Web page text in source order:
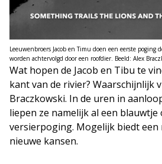
Leeuwenbroers Jacob en Timu doen een eerste poging
worden achtervolgd door een roofdier. Beeld: Alex
Wat hopen de Jacob en Tibu te
kant van de rivier? Waarschijnlijk
Braczkowski. In de uren in
liepen ze namelijk al een blauwtje
versierpoging. Mogelijk biedt een
nieuwe kansen.